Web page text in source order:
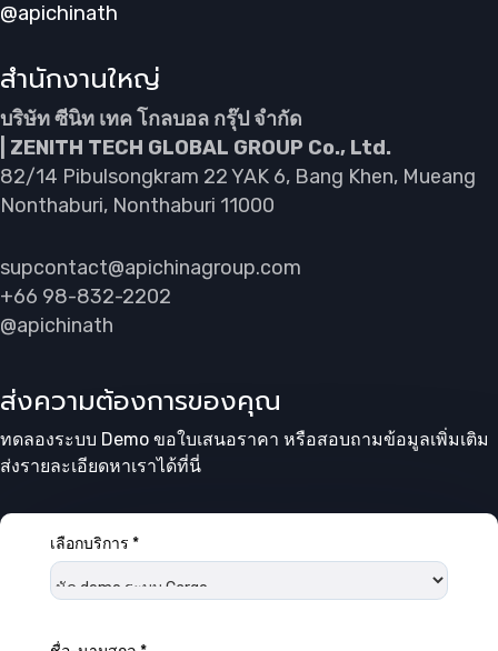
@apichinath
สำนักงานใหญ่
บริษัท ซีนิท เทค โกลบอล กรุ๊ป จำกัด
| ZENITH TECH GLOBAL GROUP Co., Ltd.
82/14 Pibulsongkram 22 YAK 6, Bang Khen, Mueang
Nonthaburi, Nonthaburi 11000
supcontact@apichinagroup.com
+66 98-832-2202
@apichinath
ส่งความต้องการของคุณ
ทดลองระบบ Demo ขอใบเสนอราคา หรือสอบถามข้อมูลเพิ่มเติม
ส่งรายละเอียดหาเราได้ที่นี่
เลือกบริการ *